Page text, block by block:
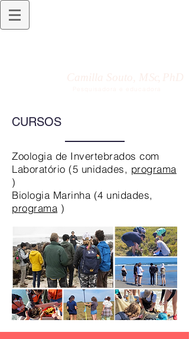
CURSOS
Zoologia de Invertebrados com
Laboratório (5 unidades, programa
)
Biologia Marinha (4 unidades,
programa )